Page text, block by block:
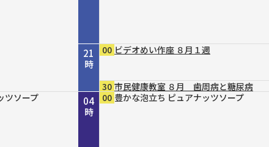
京を結ん
“最後の１人
３０
（金）放送
り 「郡山八
京を結ん
＃７９
ＥＸＴ
ックファッショ
ツソープ
ツソープ
ツソープ
21
時
22
時
23
時
00
時
01
時
02
時
03
時
04
時
00 ビデオめい作座 ８月１週
30 市民健康教室 ８月 歯周病と糖尿病
45 倍×テレ
00 ホトケ女史のぶらりまいり 「郡山八
15 歴史街道 ＃４４８ 丹波と京を結ん
30 きしわだネイチャー探訪ＢＮ ＃１６
00 ルナジュメールファッショングッズセー
00 豊かな泡立ち ピュアナッツソープ
00 MAHARA MODERN エスニックファッショ
00 豊かな泡立ち ピュアナッツソープ
00 豊かな泡立ち ピュアナッツソープ
00 豊かな泡立ち ピュアナッツソープ